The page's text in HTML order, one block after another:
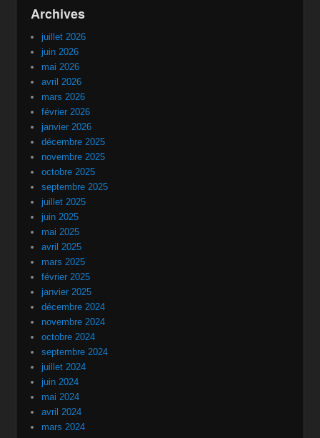
Archives
juillet 2026
juin 2026
mai 2026
avril 2026
mars 2026
février 2026
janvier 2026
décembre 2025
novembre 2025
octobre 2025
septembre 2025
juillet 2025
juin 2025
mai 2025
avril 2025
mars 2025
février 2025
janvier 2025
décembre 2024
novembre 2024
octobre 2024
septembre 2024
juillet 2024
juin 2024
mai 2024
avril 2024
mars 2024